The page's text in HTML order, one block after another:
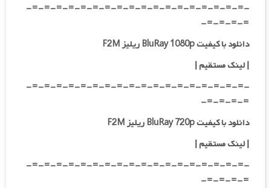
-=-=-=-=-=-=-=-=-=-=-=-=-=-=-=-=-=-=-
=-=-=-=-
دانلود با کیفیت BluRay 1080p ریلیز F2M
|لینک مستقیم|
-=-=-=-=-=-=-=-=-=-=-=-=-=-=-=-=-=-=-
=-=-=-=-
دانلود با کیفیت BluRay 720p ریلیز F2M
| لینک مستقیم|
-=-=-=-=-=-=-=-=-=-=-=-=-=-=-=-=-=-=-
=-=-=-=-